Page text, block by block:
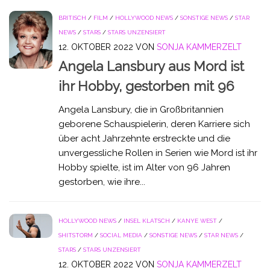
BRITISCH / FILM / HOLLYWOOD NEWS / SONSTIGE NEWS / STAR
NEWS / STARS / STARS UNZENSIERT
12. OKTOBER 2022 VON SONJA KAMMERZELT
Angela Lansbury aus Mord ist
ihr Hobby, gestorben mit 96
Angela Lansbury, die in Großbritannien
geborene Schauspielerin, deren Karriere sich
über acht Jahrzehnte erstreckte und die
unvergessliche Rollen in Serien wie Mord ist ihr
Hobby spielte, ist im Alter von 96 Jahren
gestorben, wie ihre...
HOLLYWOOD NEWS / INSEL KLATSCH / KANYE WEST /
SHITSTORM / SOCIAL MEDIA / SONSTIGE NEWS / STAR NEWS /
STARS / STARS UNZENSIERT
12. OKTOBER 2022 VON SONJA KAMMERZELT